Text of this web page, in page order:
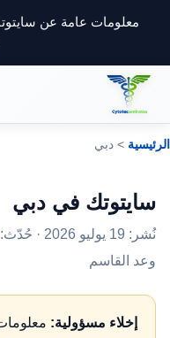
معلومات عامة عن
الرئيسية > دبي
سايتوتك في دبي
نُشر: 19 يوليو 2026 · حُدّث: 19 يوليو 2026 · مراجعة تحريرية:
وعد القاسم
إخلاء مسؤولية: